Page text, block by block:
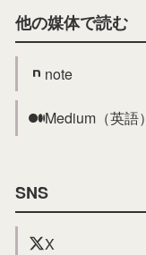
他の媒体で読む
note
Medium（英語）
SNS
X